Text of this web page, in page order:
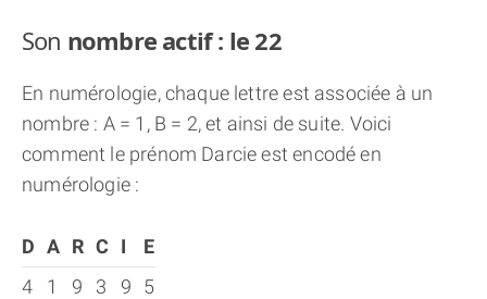
Son nombre actif : le 22
En numérologie, chaque lettre est associée à un
nombre : A = 1, B = 2, et ainsi de suite. Voici
comment le prénom Darcie est encodé en
numérologie :
D A R C I
E
4
1 9 3 9 5
(À PROPOS)